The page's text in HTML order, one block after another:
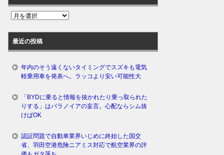
過
ロ
グ
最近の投稿
年内のそう遠くないタイミングでスズキも電気
軽乗用車を発表へ。ラッコより安い可能性大
「BYDに乗ると情報を抜かれたり乗っ取られた
りする」はパラノイアの妄言。心配ならシム抜
けばOK
認証問題で自動車業界いじめに終始した国交
省、羽田空港危険ニアミス対応で航空業界の評